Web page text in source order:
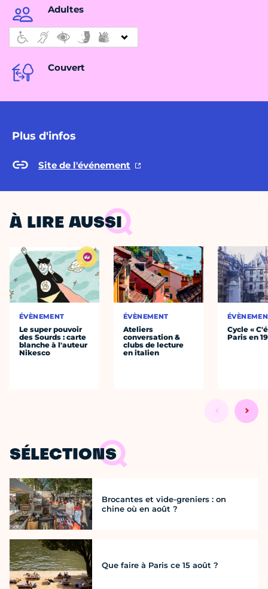
Adultes
Couvert
Plus d'infos
Site de l'événement
À LIRE AUSSI
ÉVÈNEMENT
Le super pouvoir
des Sourds : carte
blanche à l'auteur
Nikesco
ÉVÈNEMENT
Ateliers
conversation &
clubs de lecture
en italien
Cycle «
Paris en
SÉLECTIONS
Brocantes et vide-greniers : on
chine où en août ?
Que faire à Paris ce 15 août ?